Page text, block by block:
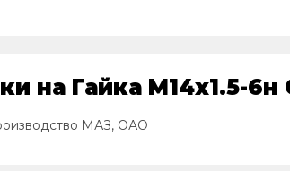
на Гайка М14х1.5-
МАЗ, ОАО